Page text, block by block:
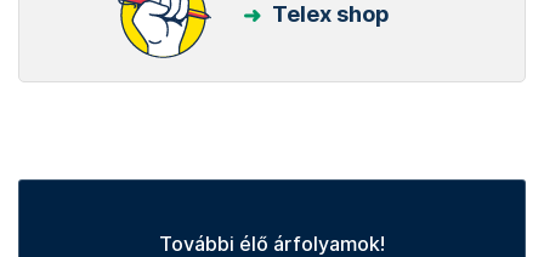
Telex shop
További élő árfolyamok!